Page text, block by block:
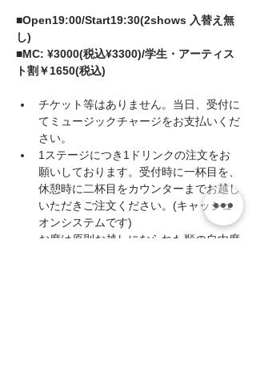
■Open19:00/Start19:30(2shows 入替え無
し)
■MC: ¥3000(税込¥3300)/学生・アーティス
ト割￥1650(税込)
チケット等はありません。当日、受付に
てミュージックチャージをお支払いくだ
さい。
1ステージにつき1ドリンクの注文をお
願いしております。受付時に一杯目を、
休憩時に二杯目をカウンターまでお越し
いただきご注文ください。(キャッシュ
オンシステムです)
お席は原則お越しになられた順の自由席